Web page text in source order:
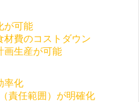
が可能
材費のコストダウン
画生産が可能
率化
責任範囲）が明確化